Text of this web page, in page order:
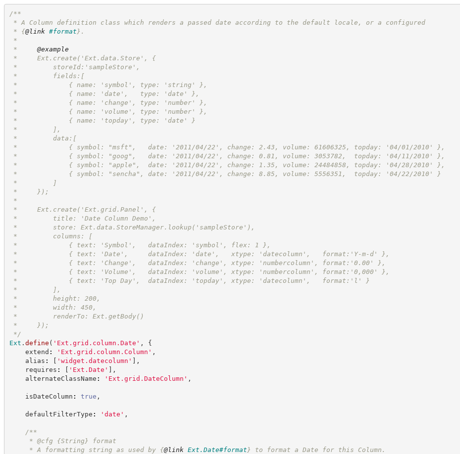
/**
* A Column definition class which renders a passed date according to the default locale, or a configured
* {@link #format } .
*
* @example
*     Ext.create('Ext.data.Store', {
*         storeId:'sampleStore',
*         fields:[
*             { name: 'symbol', type: 'string' },
*             { name: 'date',   type: 'date' },
*             { name: 'change', type: 'number' },
*             { name: 'volume', type: 'number' },
*             { name: 'topday', type: 'date' }
*         ],
*         data:[
*             { symbol: "msft",   date: '2011/04/22', change: 2.43, volume: 61606325, topday: '04/01/2010' },
*             { symbol: "goog",   date: '2011/04/22', change: 0.81, volume: 3053782,  topday: '04/11/2010' },
*             { symbol: "apple",  date: '2011/04/22', change: 1.35, volume: 24484858, topday: '04/28/2010' },
*             { symbol: "sencha", date: '2011/04/22', change: 8.85, volume: 5556351,  topday: '04/22/2010' }
*         ]
*     });
*
*     Ext.create('Ext.grid.Panel', {
*         title: 'Date Column Demo',
*         store: Ext.data.StoreManager.lookup('sampleStore'),
*         columns: [
*             { text: 'Symbol',   dataIndex: 'symbol', flex: 1 },
*             { text: 'Date',     dataIndex: 'date',   xtype: 'datecolumn',   format:'Y-m-d' },
*             { text: 'Change',   dataIndex: 'change', xtype: 'numbercolumn', format:'0.00' },
*             { text: 'Volume',   dataIndex: 'volume', xtype: 'numbercolumn', format:'0,000' },
*             { text: 'Top Day',  dataIndex: 'topday', xtype: 'datecolumn',   format:'l' }
*         ],
*         height: 200,
*         width: 450,
*         renderTo: Ext.getBody()
*     });
*/
Ext . define ( ' Ext.grid.column.Date ' ,
{
extend : ' Ext.grid.column.Column ' ,
alias : [ ' widget.datecolumn ' ] ,
requires : [ ' Ext.Date ' ] ,
alternateClassName : ' Ext.grid.DateColumn ' ,
isDateColumn : true ,
defaultFilterType : ' date ' ,
/**
* @cfg {String}
format
* A formatting string as used by {@link Ext.Date#format } to format a Date for this Column.